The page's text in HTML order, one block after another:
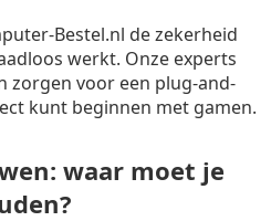
Bestel.nl de zekerheid
werkt. Onze experts
zorgen voor een plug-and-
kunt beginnen met gamen.
waar moet je